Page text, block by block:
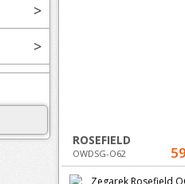
>
>
ROSEFIELD
OWDSG-O62